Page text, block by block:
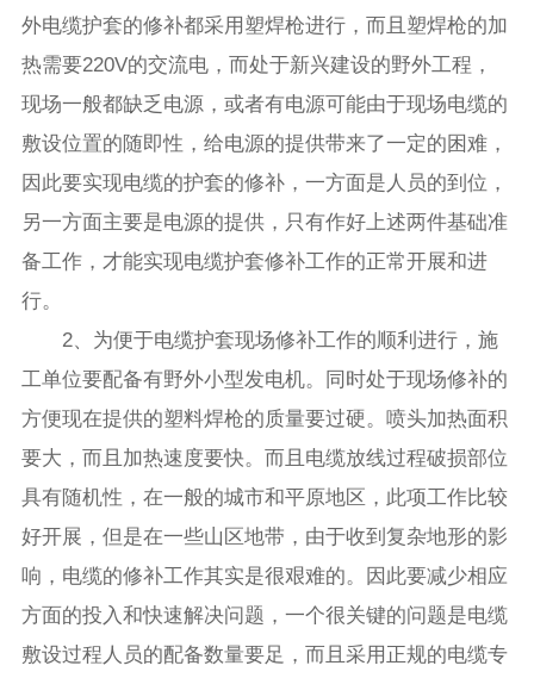
外电缆护套的修补都采用塑焊枪进行，而且塑焊枪的加
热需要220V的交流电，而处于新兴建设的野外工程，
现场一般都缺乏电源，或者有电源可能由于现场电缆的
敷设位置的随即性，给电源的提供带来了一定的困难，
因此要实现电缆的护套的修补，一方面是人员的到位，
另一方面主要是电源的提供，只有作好上述两件基础准
备工作，才能实现电缆护套修补工作的正常开展和进
行。
2、为便于电缆护套现场修补工作的顺利进行，施
工单位要配备有野外小型发电机。同时处于现场修补的
方便现在提供的塑料焊枪的质量要过硬。喷头加热面积
要大，而且加热速度要快。而且电缆放线过程破损部位
具有随机性，在一般的城市和平原地区，此项工作比较
好开展，但是在一些山区地带，由于收到复杂地形的影
响，电缆的修补工作其实是很艰难的。因此要减少相应
方面的投入和快速解决问题，一个很关键的问题是电缆
敷设过程人员的配备数量要足，而且采用正规的电缆专